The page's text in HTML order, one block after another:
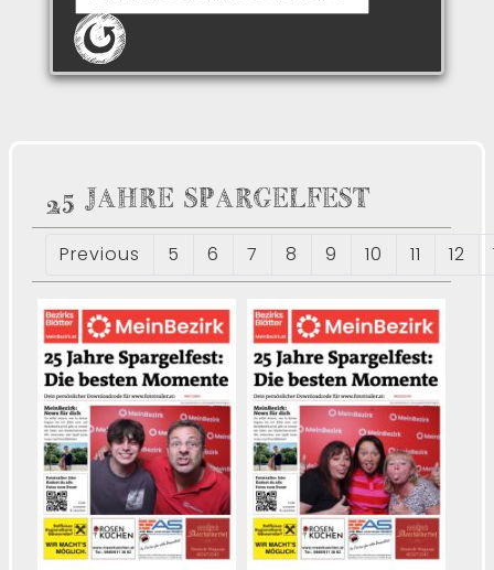
25 JAHRE SPARGELFEST
Previous 5 6 7 8 9 10 11 12